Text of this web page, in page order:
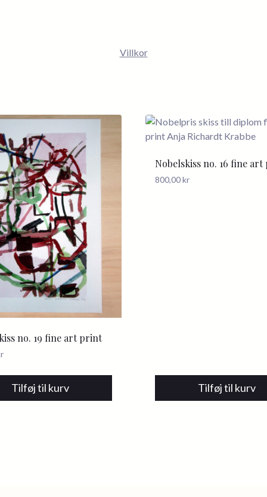
Villkor
no. 19 fine art print
Tilføj til kurv
Nobelskiss no. 16 fine
800,00kr
Tilføj til kurv